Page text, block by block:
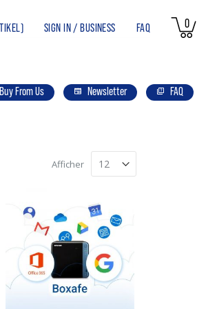
0articles
) SIGN IN / BUSINESS FAQ
From Us Newsletter FAQ
Afficher